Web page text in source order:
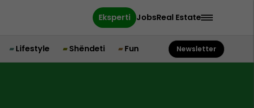
Eksperti JobsReal Estate
Lifestyle Shëndeti Fun Newsletter